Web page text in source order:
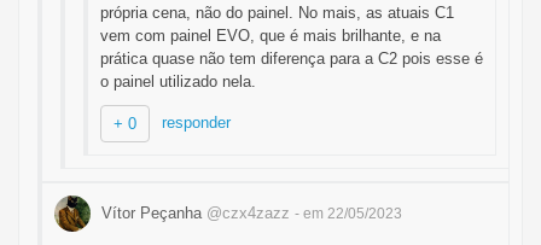
própria cena, não do painel. No mais, as atuais C1
vem com painel EVO, que é mais brilhante, e na
prática quase não tem diferença para a C2 pois esse é
o painel utilizado nela.
+ 0 responder
Vítor Peçanha @czx4zazz - em 22/05/2023